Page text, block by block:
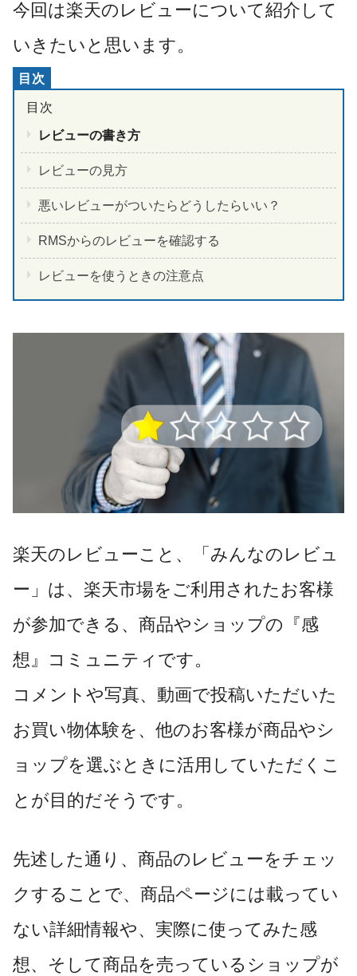
今回は楽天のレビューについて紹介して
いきたいと思います。
レビューの書き方
レビューの見方
悪いレビューがついたらどうしたらいい？
RMSからのレビューを確認する
レビューを使うときの注意点
楽天のレビューこと、「みんなのレビュ
ー」は、楽天市場をご利用されたお客様
が参加できる、商品やショップの『感
想』コミュニティです。
コメントや写真、動画で投稿いただいた
お買い物体験を、他のお客様が商品やシ
ョップを選ぶときに活用していただくこ
とが目的だそうです。
先述した通り、商品のレビューをチェッ
クすることで、商品ページには載ってい
ない詳細情報や、実際に使ってみた感
想、そして商品を売っているショップが